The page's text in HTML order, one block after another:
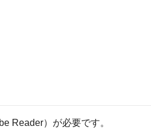
Reader）が必要です。